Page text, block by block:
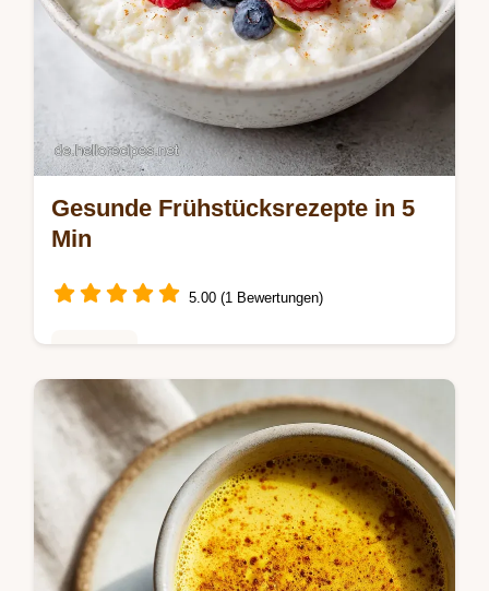
Gesunde Frühstücksrezepte in 5
Min
5.00 (1 Bewertungen)
Starten Sie Ihren Tag mit unseren schnellen
gesunde frühstücksrezepte. Dieses
Highprotein Bananen Frühstück ist ideal für
den schnellen Start und enthält einen…